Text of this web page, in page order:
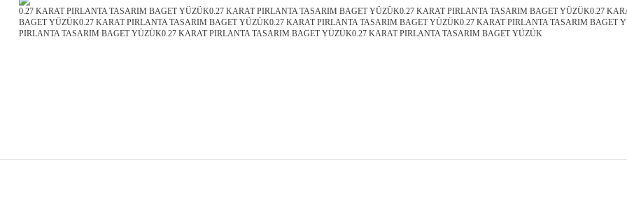
0.27 KARAT PIRLANTA TASARIM BAGET YÜZÜK0.27 KARAT PIRLANTA TASARIM BAGET YÜZÜK0.27 KARAT PIRLANTA TASARIM BAGET YÜZÜK0.27
BAGET YÜZÜK0.27 KARAT PIRLANTA TASARIM BAGET YÜZÜK0.27 KARAT PIRLANTA TASARIM BAGET YÜZÜK0.27 KARAT PIRLANTA TASARIM BAGET
PIRLANTA TASARIM BAGET YÜZÜK0.27 KARAT PIRLANTA TASARIM BAGET YÜZÜK0.27 KARAT PIRLANTA TASARIM BAGET YÜZÜK